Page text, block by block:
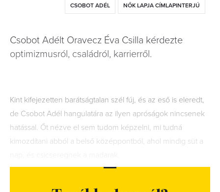
CSOBOT ADÉL NŐK LAPJA CÍMLAPINTERJÚ
Csobot Adélt Oravecz Éva Csilla kérdezte
optimizmusról, családról, karrierről.
Kint kifejezetten barátságtalan szél fúj, és az eső is eleredt,
de Csobot Adél hangulatára az ilyen apróságok nincsenek
hatással. Őt nézve el sem tudom képzelni, mi tudná
kimozdítani abból a belső középpontból, ahol mindig süt a